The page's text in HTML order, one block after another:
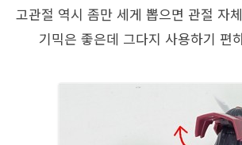
고관절 역시 좀만 세게 뽑으면 관절 자
기믹은 좋은데 그다지 사용하기 편